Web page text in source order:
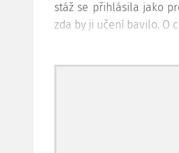
stáž se přihlásila jako
zda by ji učení bavilo. O